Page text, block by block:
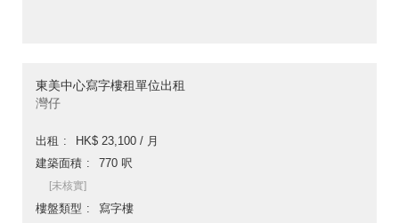
東美中心寫字樓租單位出租
灣仔
出租
HK$ 23,100 / 月
建築面積
770 呎
[未核實]
樓盤類型
寫字樓